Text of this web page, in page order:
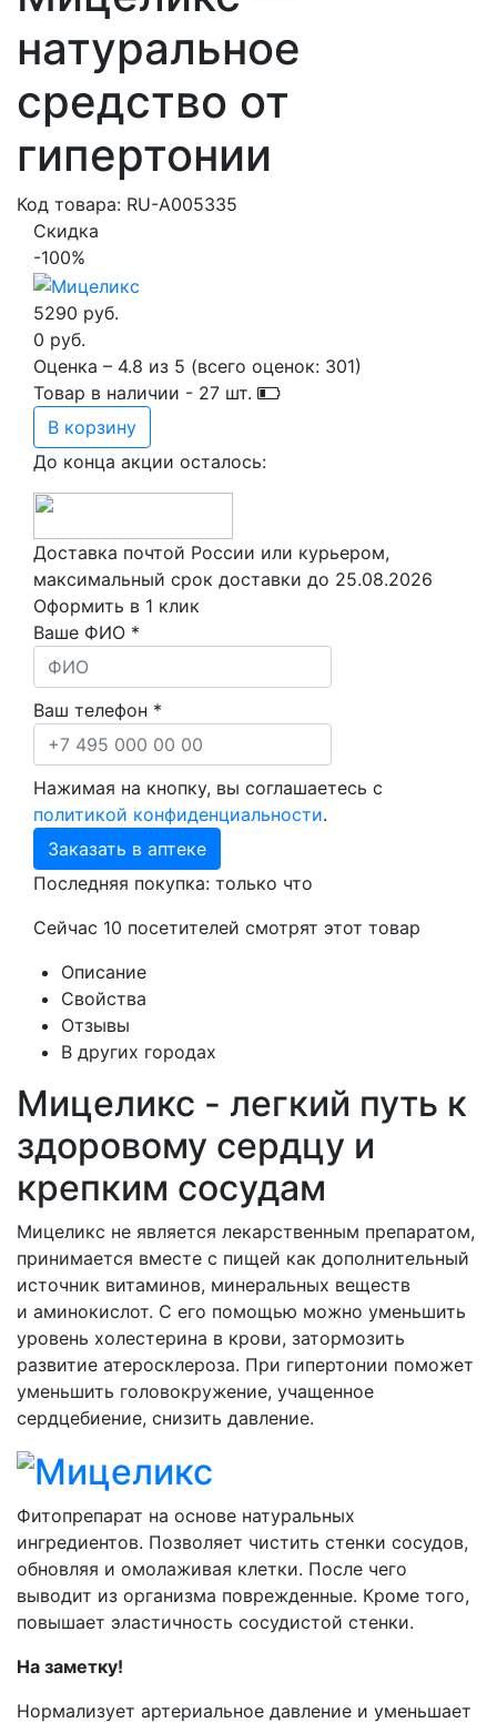
натуральное
средство от
гипертонии
Код товара: RU-A005335
Скидка
-100%
5290 руб.
0 руб.
Оценка – 4.8 из 5 (всего оценок: 301)
Товар в наличии - 27 шт.
В корзину
До конца акции осталось:
Доставка почтой России или курьером,
максимальный срок доставки до 25.08.2026
Оформить в 1 клик
Ваше ФИО *
Ваш телефон *
Нажимая на кнопку, вы соглашаетесь с
политикой конфиденциальности.
Заказать в аптеке
Последняя покупка: только что
Сейчас 10 посетителей смотрят этот товар
Описание
Свойства
Отзывы
В других городах
Мицеликс - легкий путь к
здоровому сердцу и
крепким сосудам
Мицеликс не является лекарственным препаратом,
принимается вместе с пищей как дополнительный
источник витаминов, минеральных веществ
и аминокислот. С его помощью можно уменьшить
уровень холестерина в крови, затормозить
развитие атеросклероза. При гипертонии поможет
уменьшить головокружение, учащенное
сердцебиение, снизить давление.
Фитопрепарат на основе натуральных
ингредиентов. Позволяет чистить стенки сосудов,
обновляя и омолаживая клетки. После чего
выводит из организма поврежденные. Кроме того,
повышает эластичность сосудистой стенки.
На заметку!
Нормализует артериальное давление и уменьшает